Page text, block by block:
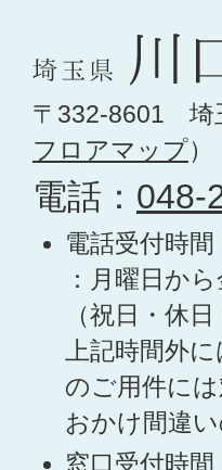
〒332-8601 埼
フロアマップ）
電話： 048-
電話受付時間
：月曜日か
（祝日・休
上記時間外
のご用件には
おかけ間違
窓口受付時間